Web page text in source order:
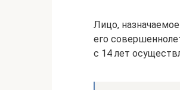
Лицо,
его
с 14 лет